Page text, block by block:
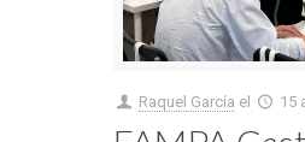
Raquel García el 15